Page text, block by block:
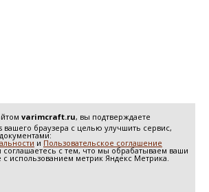
varimcraft.ru, вы подтверждаете
вашего браузера с целью улучшить сервис,
и Пользовательское соглашение
соглашаетесь с тем, что мы обрабатываем ваши
использованием метрик Яндекс Метрика.